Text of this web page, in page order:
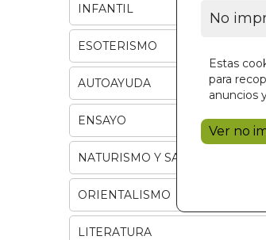
No
Estas
para
anuncios
Ver no
INFANTIL
ESOTERISMO
AUTOAYUDA
ENSAYO
NATURISMO Y SALUD
ORIENTALISMO
LITERATURA